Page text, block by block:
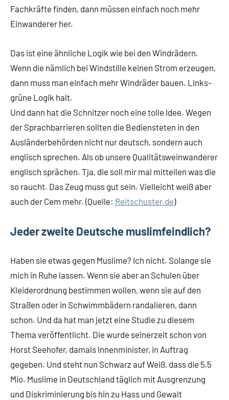
Fachkräfte finden, dann müssen einfach noch mehr
Einwanderer her.
Das ist eine ähnliche Logik wie bei den Windrädern.
Wenn die nämlich bei Windstille keinen Strom erzeugen,
dann muss man einfach mehr Windräder bauen. Links-
grüne Logik halt.
Und dann hat die Schnitzer noch eine tolle Idee. Wegen
der Sprachbarrieren sollten die Bediensteten in den
Ausländerbehörden nicht nur deutsch, sondern auch
englisch sprechen. Als ob unsere Qualitätsweinwanderer
englisch sprächen. Tja, die soll mir mal mitteilen was die
so raucht. Das Zeug muss gut sein. Vielleicht weiß aber
auch der Cem mehr. (Quelle: Reitschuster.de)
Jeder zweite Deutsche muslimfeindlich?
Haben sie etwas gegen Muslime? Ich nicht. Solange sie
mich in Ruhe lassen. Wenn sie aber an Schulen über
Kleiderordnung bestimmen wollen, wenn sie auf den
Straßen oder in Schwimmbädern randalieren, dann
schon. Und da hat man jetzt eine Studie zu diesem
Thema veröffentlicht. Die wurde seinerzeit schon von
Horst Seehofer, damals Innenminister, in Auftrag
gegeben. Und steht nun Schwarz auf Weiß, dass die 5,5
Mio. Muslime in Deutschland täglich mit Ausgrenzung
und Diskriminierung bis hin zu Hass und Gewalt